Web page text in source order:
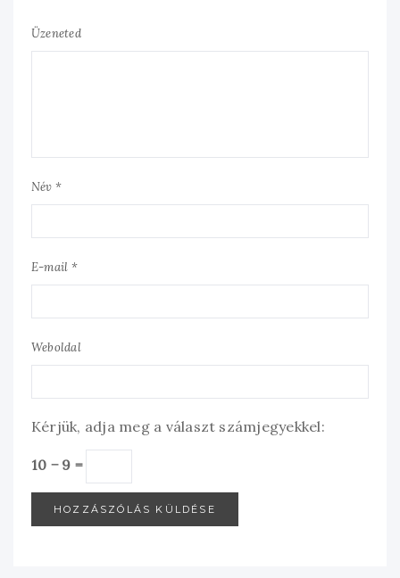
Üzeneted
Név *
E-mail *
Weboldal
Kérjük, adja meg a választ számjegyekkel:
10 − 9 =